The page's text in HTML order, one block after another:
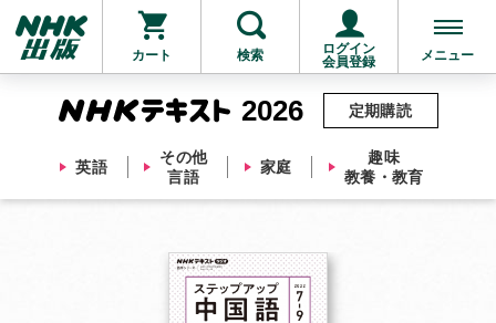
カート 検索
ログイン
会員登録
メニュー
2026
英語
その他
言語
家庭
趣味
教養・教育
定期購読
他にも商品を買う